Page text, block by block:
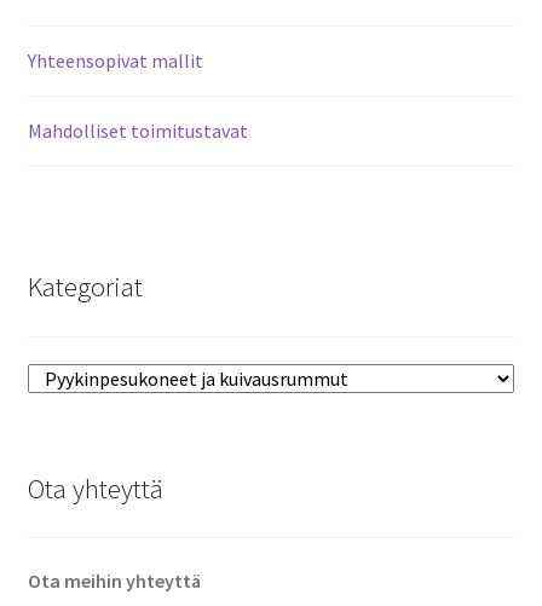
Yhteensopivat mallit
Mahdolliset toimitustavat
Kategoriat
Ota yhteyttä
Ota meihin yhteyttä